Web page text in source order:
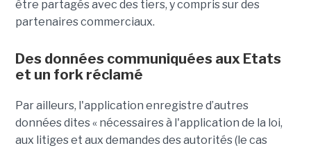
être partagés avec des tiers, y compris sur des
partenaires commerciaux.
Des données communiquées aux Etats
et un fork réclamé
Par ailleurs, l'application enregistre d’autres
données dites « nécessaires à l'application de la loi,
aux litiges et aux demandes des autorités (le cas